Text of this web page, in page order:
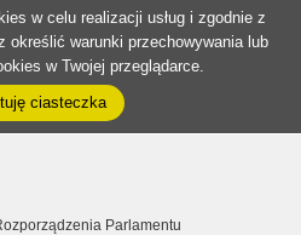
w celu realizacji usług i zgodnie z
określić warunki przechowywania lub
w Twojej przeglądarce.
ciasteczka
Parlamentu